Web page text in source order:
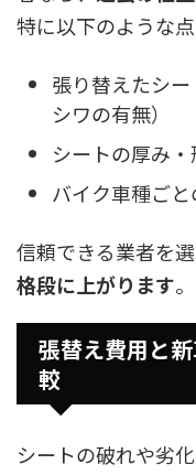
特に以下のような
張り替えたシー
シワの有無）
シートの厚み
バイク車種ご
信頼できる業者を選
格段に上がります。
張替え費用と
較
シートの破れや劣